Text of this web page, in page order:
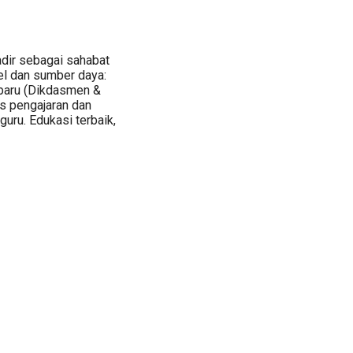
sebagai sahabat
dan sumber daya:
(Dikdasmen &
pengajaran dan
Edukasi terbaik,